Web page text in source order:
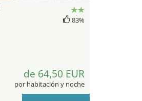
83%
de 64,50 EUR
por habitación y noche